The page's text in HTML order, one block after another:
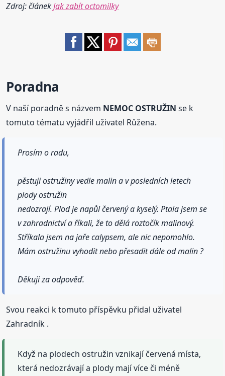
Zdroj: článekJak zabít octomilky
Poradna
V naší poradně s názvem NEMOC OSTRUŽIN se k
tomuto tématu vyjádřil uživatel Růžena.
Prosím o radu,
pěstuji ostružiny vedle malin a v posledních letech
plody ostružin
nedozrají. Plod je napůl červený a kyselý. Ptala jsem se
v zahradnictví a říkali, že to dělá roztočík malinový.
Stříkala jsem na jaře calypsem, ale nic nepomohlo.
Mám ostružinu vyhodit nebo přesadit dále od malin ?
Děkuji za odpověď.
Svou reakci k tomuto příspěvku přidal uživatel
Zahradník .
Když na plodech ostružin vznikají červená místa,
která nedozrávají a plody mají více či méně